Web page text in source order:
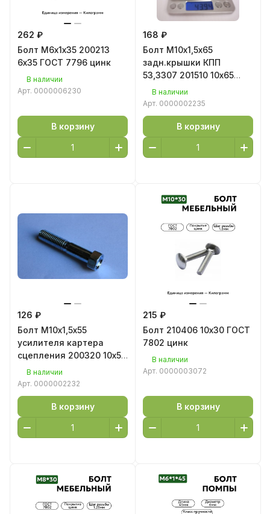
262 ₽
Болт М6х1х35 200213
6х35 ГОСТ 7796 цинк
В наличии
Арт. 0000006230
В корзину
168 ₽
Болт М10х1,5х65
задн.крышки КПП
53,3307 201510 10х65
цинк
В наличии
Арт. 0000002235
В корзину
126 ₽
Болт М10х1,5х55
усилителя картера
сцепления 200320 10х55
цинк
В наличии
Арт. 0000002232
В корзину
215 ₽
Болт 210406 10х30 ГОСТ
7802 цинк
В наличии
Арт. 0000003072
В корзину